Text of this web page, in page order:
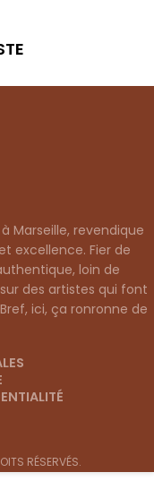
Marseille, revendique
excellence. Fier de
loin de
des artistes qui font
ici, ça ronronne de
RÉSERVÉS.